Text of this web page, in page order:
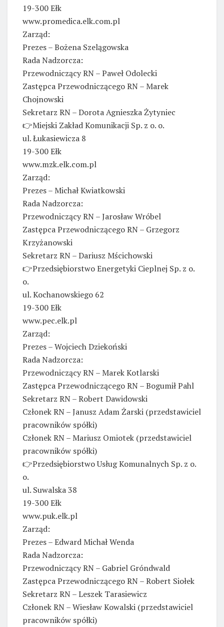
19-300 Ełk
www.promedica.elk.com.pl
Zarząd:
Prezes – Bożena Szelągowska
Rada Nadzorcza:
Przewodniczący RN – Paweł Odolecki
Zastępca Przewodniczącego RN – Marek
Chojnowski
Sekretarz RN – Dorota Agnieszka Żytyniec
👉Miejski Zakład Komunikacji Sp. z o. o.
ul. Łukasiewicza 8
19-300 Ełk
www.mzk.elk.com.pl
Zarząd:
Prezes – Michał Kwiatkowski
Rada Nadzorcza:
Przewodniczący RN – Jarosław Wróbel
Zastępca Przewodniczącego RN – Grzegorz
Krzyżanowski
Sekretarz RN – Dariusz Mścichowski
👉Przedsiębiorstwo Energetyki Cieplnej Sp. z o.
o.
ul. Kochanowskiego 62
19-300 Ełk
www.pec.elk.pl
Zarząd:
Prezes – Wojciech Dziekoński
Rada Nadzorcza:
Przewodniczący RN – Marek Kotlarski
Zastępca Przewodniczącego RN – Bogumił Pahl
Sekretarz RN – Robert Dawidowski
Członek RN – Janusz Adam Żarski (przedstawiciel
pracowników spółki)
Członek RN – Mariusz Omiotek (przedstawiciel
pracowników spółki)
👉Przedsiębiorstwo Usług Komunalnych Sp. z o.
o.
ul. Suwalska 38
19-300 Ełk
www.puk.elk.pl
Zarząd:
Prezes – Edward Michał Wenda
Rada Nadzorcza:
Przewodniczący RN – Gabriel Gróndwald
Zastępca Przewodniczącego RN – Robert Siołek
Sekretarz RN – Leszek Tarasiewicz
Członek RN – Wiesław Kowalski (przedstawiciel
pracowników spółki)